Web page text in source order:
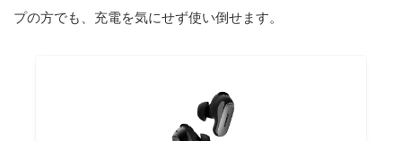
プの方でも、充電を気にせず使い倒せます。